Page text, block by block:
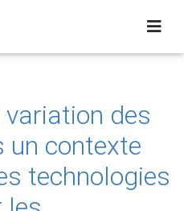
des
un contexte
technologies